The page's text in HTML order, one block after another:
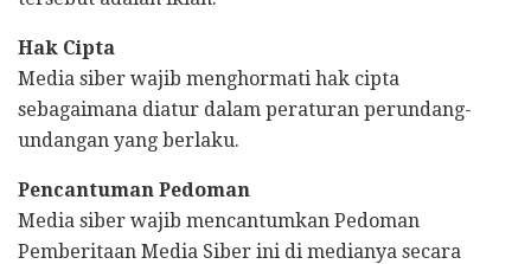
Hak Cipta
Media siber wajib menghormati hak cipta
sebagaimana diatur dalam peraturan perundang-
undangan yang berlaku.
Pencantuman Pedoman
Media siber wajib mencantumkan Pedoman
Pemberitaan Media Siber ini di medianya secara